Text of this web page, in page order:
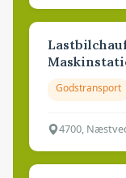
Godstransport
4700,